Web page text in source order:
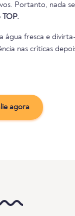
TOP.
água fresca e
nas críticas
agora